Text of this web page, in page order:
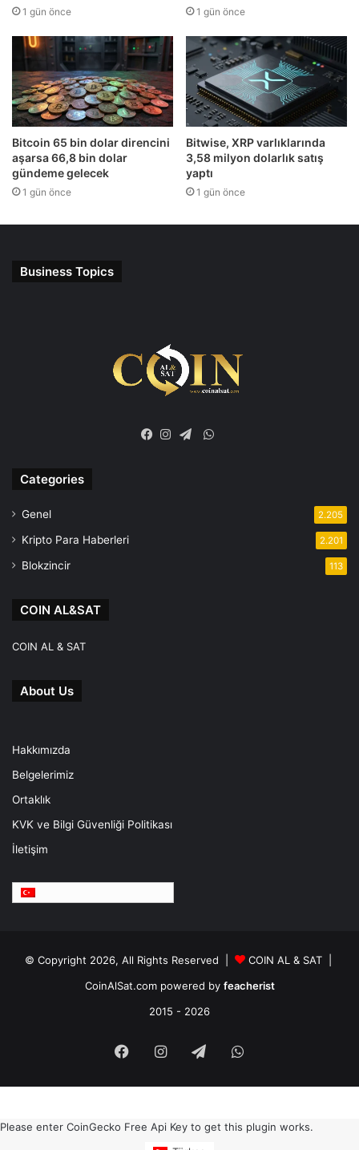
1 gün önce 1 gün önce
Bitcoin 65 bin dolar direncini
aşarsa 66,8 bin dolar
gündeme gelecek
1 gün önce
Bitwise, XRP varlıklarında
3,58 milyon dolarlık satış
yaptı
1 gün önce
Business Topics
WhatsApp
Categories
Genel 2.205
Kripto Para Haberleri 2.201
Blokzincir 113
COIN AL&SAT
COIN AL & SAT
About Us
Hakkımızda
Belgelerimiz
Ortaklık
KVK ve Bilgi Güvenliği Politikası
İletişim
© Copyright 2026, All Rights Reserved |
COIN AL & SAT |
CoinAlSat.com powered by feacherist
2015 - 2026
FacebookInstagram
TelegramWhatsApp
Please enter CoinGecko Free Api Key to get this plugin works.